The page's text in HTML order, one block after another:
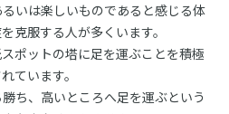
いは楽しいものであると感じる体
克服する人が多くいます。
ポットの塔に足を運ぶことを積極
ています。
ち、高いところへ足を運ぶという